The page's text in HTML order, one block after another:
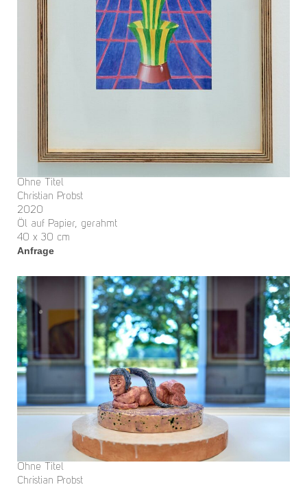
Ohne Titel
Christian Probst
2020
Öl auf Papier, gerahmt
40 x 30 cm
Anfrage
Ohne Titel
Christian Probst